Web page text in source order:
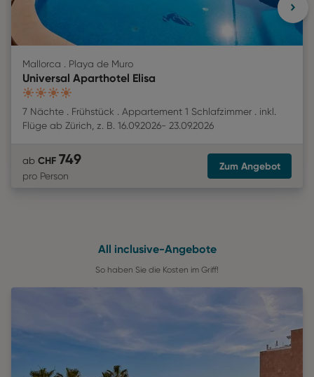
Mallorca . Playa de Muro
Universal Aparthotel Elisa
4
7 Nächte Frühstück Appartement 1 Schlafzimmer
inkl.
Flüge ab Zürich, z. B. 16.09.2026- 23.09.2026
ab CHF 749
pro Person
Zum Angebot
All inclusive-Angebote
So haben Sie die Kosten im Griff!